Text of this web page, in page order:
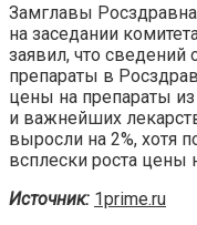
Замглавы
на заседании
заявил, что сведений
препараты в
цены на препараты
и важнейших
выросли на 2%, хотя
всплески роста цены
Источник: 1prime.ru